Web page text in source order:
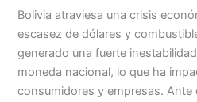
Bolivia atraviesa una crisis
escasez de dólares y
generado una fuerte
moneda nacional, lo que ha
consumidores y empresas. Ante